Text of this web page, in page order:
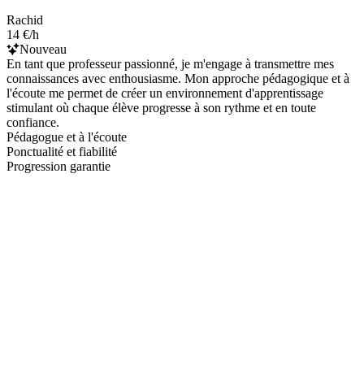
Rachid
14 €/h
Nouveau
En tant que professeur passionné, je m'engage à transmettre mes
connaissances avec enthousiasme. Mon approche pédagogique et à
l'écoute me permet de créer un environnement d'apprentissage
stimulant où chaque élève progresse à son rythme et en toute
confiance.
Pédagogue et à l'écoute
Ponctualité et fiabilité
Progression garantie